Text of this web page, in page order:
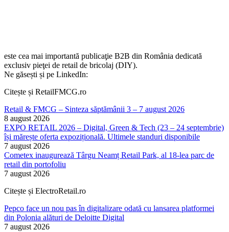
este cea mai importantă publicaţie B2B din România dedicată
exclusiv pieţei de retail de bricolaj (DIY).
Ne găsești și pe LinkedIn:
Citește și RetailFMCG.ro
Retail & FMCG – Sinteza săptămânii 3 – 7 august 2026
8 august 2026
EXPO RETAIL 2026 – Digital, Green & Tech (23 – 24 septembrie)
își mărește oferta expozițională. Ultimele standuri disponibile
7 august 2026
Cometex inaugurează Târgu Neamț Retail Park, al 18-lea parc de
retail din portofoliu
7 august 2026
Citește și ElectroRetail.ro
Pepco face un nou pas în digitalizare odată cu lansarea platformei
din Polonia alături de Deloitte Digital
7 august 2026